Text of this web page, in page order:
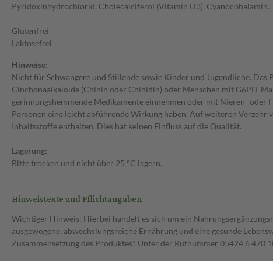
Pyridoxinhydrochlorid, Cholecalciferol (Vitamin D3), Cyanocobalamin.
Glutenfrei
Laktosefrei
Hinweise:
Nicht für Schwangere und Stillende sowie Kinder und Jugendliche.
Cinchonaalkaloide (Chinin oder Chinidin) oder Menschen mit G6PD-
gerinnungshemmende Medikamente einnehmen oder mit Nieren-
Personen eine leicht abführende Wirkung haben. Auf weiteren
Inhaltsstoffe enthalten. Dies hat keinen Einfluss auf die Qualität.
Lagerung:
Bitte trocken und nicht über 25 °C lagern.
Hinweistexte und Pflichtangaben
Wichtiger Hinweis: Hierbei handelt es sich um ein
ausgewogene, abwechslungsreiche Ernährung und eine gesunde
Zusammensetzung des Produktes? Unter der Rufnummer 05424 6